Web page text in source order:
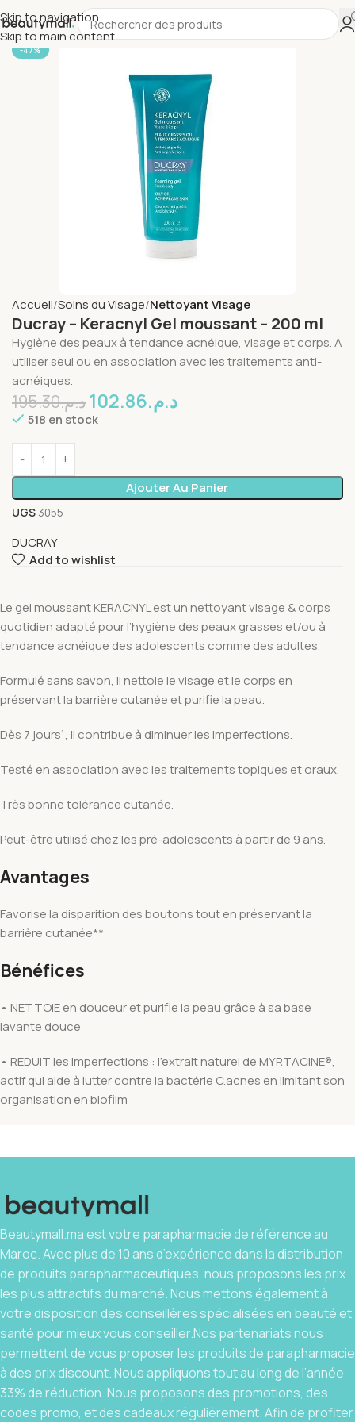
Skip to navigation
Skip to main content
-47%
Accueil Soins du Visage Nettoyant Visage
Ducray – Keracnyl Gel moussant – 200 ml
Hygiène des peaux à tendance acnéique, visage et corps. A
utiliser seul ou en association avec les traitements anti-
acnéiques.
د.م.195.30 د.م.102.86
518 en stock
Ajouter Au Panier
UGS 3055
DUCRAY
Add to wishlist
Le gel moussant KERACNYL est un nettoyant visage & corps
quotidien adapté pour l’hygiène des peaux grasses et/ou à
tendance acnéique des adolescents comme des adultes.
Formulé sans savon, il nettoie le visage et le corps en
préservant la barrière cutanée et purifie la peau.
Dès 7 jours¹, il contribue à diminuer les imperfections.
Testé en association avec les traitements topiques et oraux.
Très bonne tolérance cutanée.
Peut-être utilisé chez les pré-adolescents à partir de 9 ans.
Avantages
Favorise la disparition des boutons tout en préservant la
barrière cutanée**
Bénéfices
• NETTOIE en douceur et purifie la peau grâce à sa base
lavante douce
• REDUIT les imperfections : l’extrait naturel de MYRTACINE®,
actif qui aide à lutter contre la bactérie C.acnes en limitant son
organisation en biofilm
Beautymall.ma est votre parapharmacie de référence au
Maroc. Avec plus de 10 ans d’expérience dans la distribution
de produits parapharmaceutiques, nous proposons les prix
les plus attractifs du marché. Nous mettons également à
votre disposition des conseillères spécialisées en beauté et
santé pour mieux vous conseiller.Nos partenariats nous
permettent de vous proposer les produits de parapharmacie
à des prix discount. Nous appliquons tout au long de l’année
33% de réduction. Nous proposons des promotions, des
codes promo, et des cadeaux régulièrement. Afin de profiter